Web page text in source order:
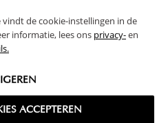
vindt de cookie-instellingen in de
informatie, lees ons privacy-en
ACCEPTEREN